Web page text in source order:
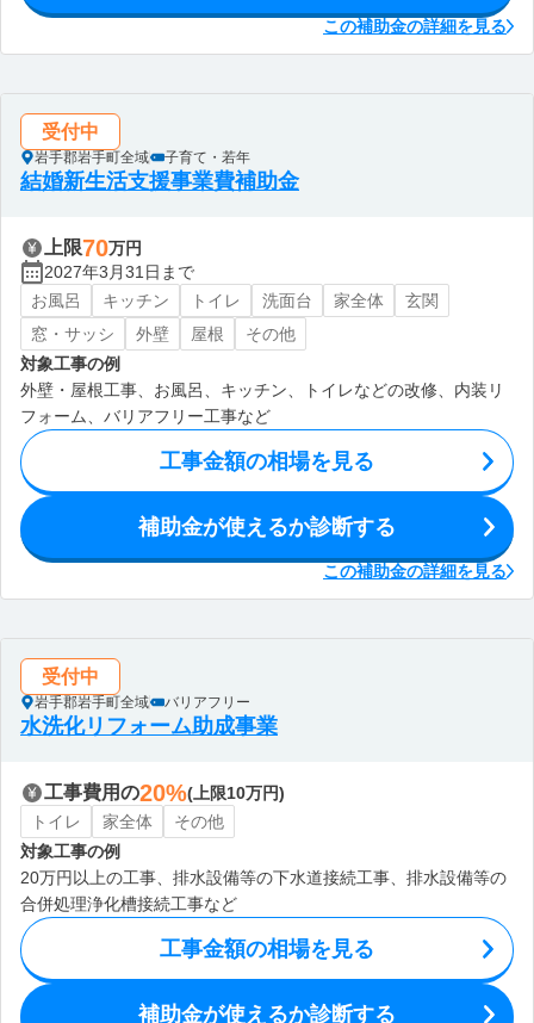
この補助金の詳細を見る
受付中
岩手郡岩手町全域 子育て・若年
結婚新生活支援事業費補助金
上限70万円
2027年3月31日まで
お風呂
キッチン トイレ 洗面台 家全体
玄関
窓・サッシ
外壁 屋根
その他
対象工事の例
外壁・屋根工事、お風呂、キッチン、トイレなどの改修、内装リ
フォーム、バリアフリー工事など
工事金額の相場を見る
補助金が使えるか診断する
この補助金の詳細を見る
受付中
岩手郡岩手町全域 バリアフリー
水洗化リフォーム助成事業
工事費用の20%(上限10万円)
トイレ
家全体
その他
対象工事の例
20万円以上の工事、排水設備等の下水道接続工事、排水設備等の
合併処理浄化槽接続工事など
工事金額の相場を見る
補助金が使えるか診断する